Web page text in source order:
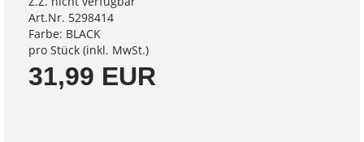
Art.Nr. 5298414
Farbe: BLACK
pro Stück (inkl. MwSt.)
31,99 EUR